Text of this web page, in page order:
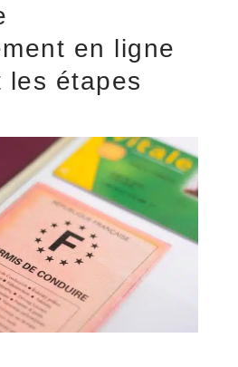
en ligne
les étapes